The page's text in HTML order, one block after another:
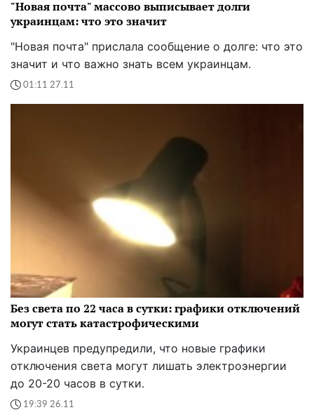
"Новая почта" массово выписывает долги
украинцам: что это значит
"Новая почта" прислала сообщение о долге: что это
значит и что важно знать всем украинцам.
01:11 27.11
Без света по 22 часа в сутки: графики отключений
могут стать катастрофическими
Украинцев предупредили, что новые графики
отключения света могут лишать электроэнергии
до 20-20 часов в сутки.
19:39 26.11